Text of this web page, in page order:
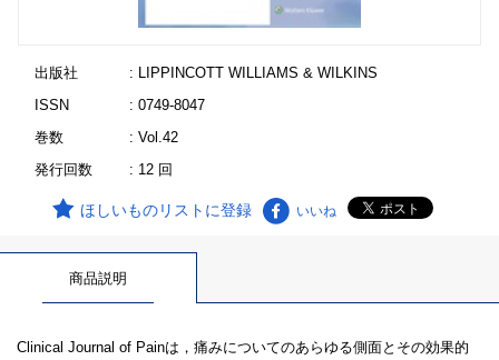
出版社
: LIPPINCOTT WILLIAMS & WILKINS
ISSN
: 0749-8047
巻数
: Vol.42
発行回数
: 12 回
ほしいものリストに登録 いいね
商品説明
Clinical Journal of Painは，痛みについてのあらゆる側面とその効果的